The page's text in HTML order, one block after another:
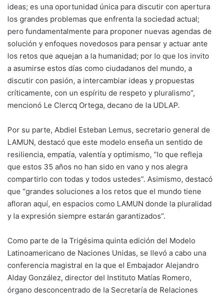
ideas; es una oportunidad única para discutir con apertura
los grandes problemas que enfrenta la sociedad actual;
pero fundamentalmente para proponer nuevas agendas de
solución y enfoques novedosos para pensar y actuar ante
los retos que aquejan a la humanidad; por lo que los invito
a asumirse estos días como ciudadanos del mundo, a
discutir con pasión, a intercambiar ideas y propuestas
críticamente, con un espíritu de respeto y pluralismo”,
mencionó Le Clercq Ortega, decano de la UDLAP.
Por su parte, Abdiel Esteban Lemus, secretario general de
LAMUN, destacó que este modelo enseña un sentido de
resiliencia, empatía, valentía y optimismo, “lo que refleja
que estos 35 años no han sido en vano y nos alegra
compartirlo con todas y todos ustedes”. Asimismo, destacó
que “grandes soluciones a los retos que el mundo tiene
afloran aquí, en espacios como LAMUN donde la pluralidad
y la expresión siempre estarán garantizados”.
Como parte de la Trigésima quinta edición del Modelo
Latinoamericano de Naciones Unidas, se llevó a cabo una
conferencia magistral en la que el Embajador Alejandro
Alday González, director del Instituto Matías Romero,
órgano desconcentrado de la Secretaría de Relaciones